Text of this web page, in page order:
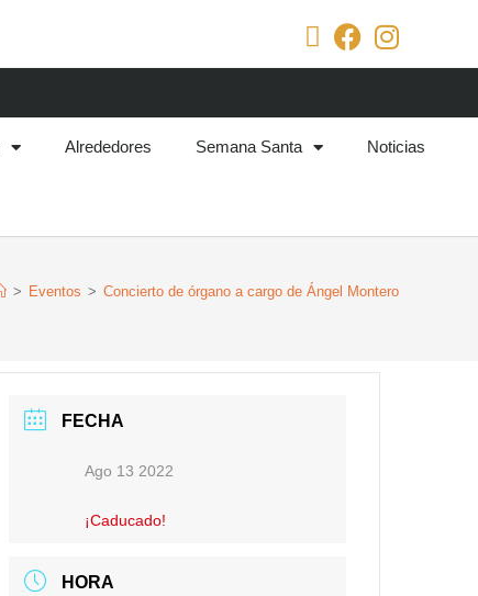
Alrededores Semana Santa Noticias
> Eventos > Concierto de órgano a cargo de Ángel Montero
FECHA
Ago 13 2022
¡Caducado!
HORA